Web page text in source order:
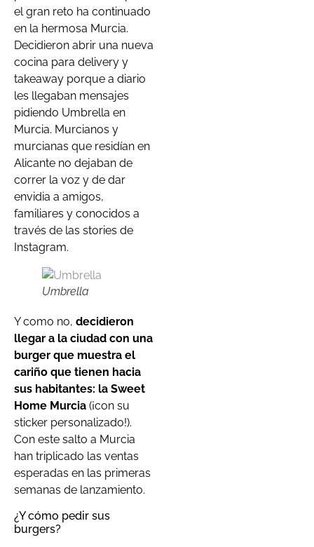
el gran reto ha continuado
en la hermosa Murcia.
Decidieron abrir una nueva
cocina para delivery y
takeaway porque a diario
les llegaban mensajes
pidiendo Umbrella en
Murcia. Murcianos y
murcianas que residían en
Alicante no dejaban de
correr la voz y de dar
envidia a amigos,
familiares y conocidos a
través de las stories de
Instagram.
Umbrella
Y como no, decidieron
llegar a la ciudad con una
burger que muestra el
cariño que tienen hacia
sus habitantes: la Sweet
Home Murcia (¡con su
sticker personalizado!).
Con este salto a Murcia
han triplicado las ventas
esperadas en las primeras
semanas de lanzamiento.
¿Y cómo pedir sus
burgers?